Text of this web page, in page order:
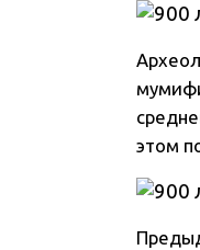
этом